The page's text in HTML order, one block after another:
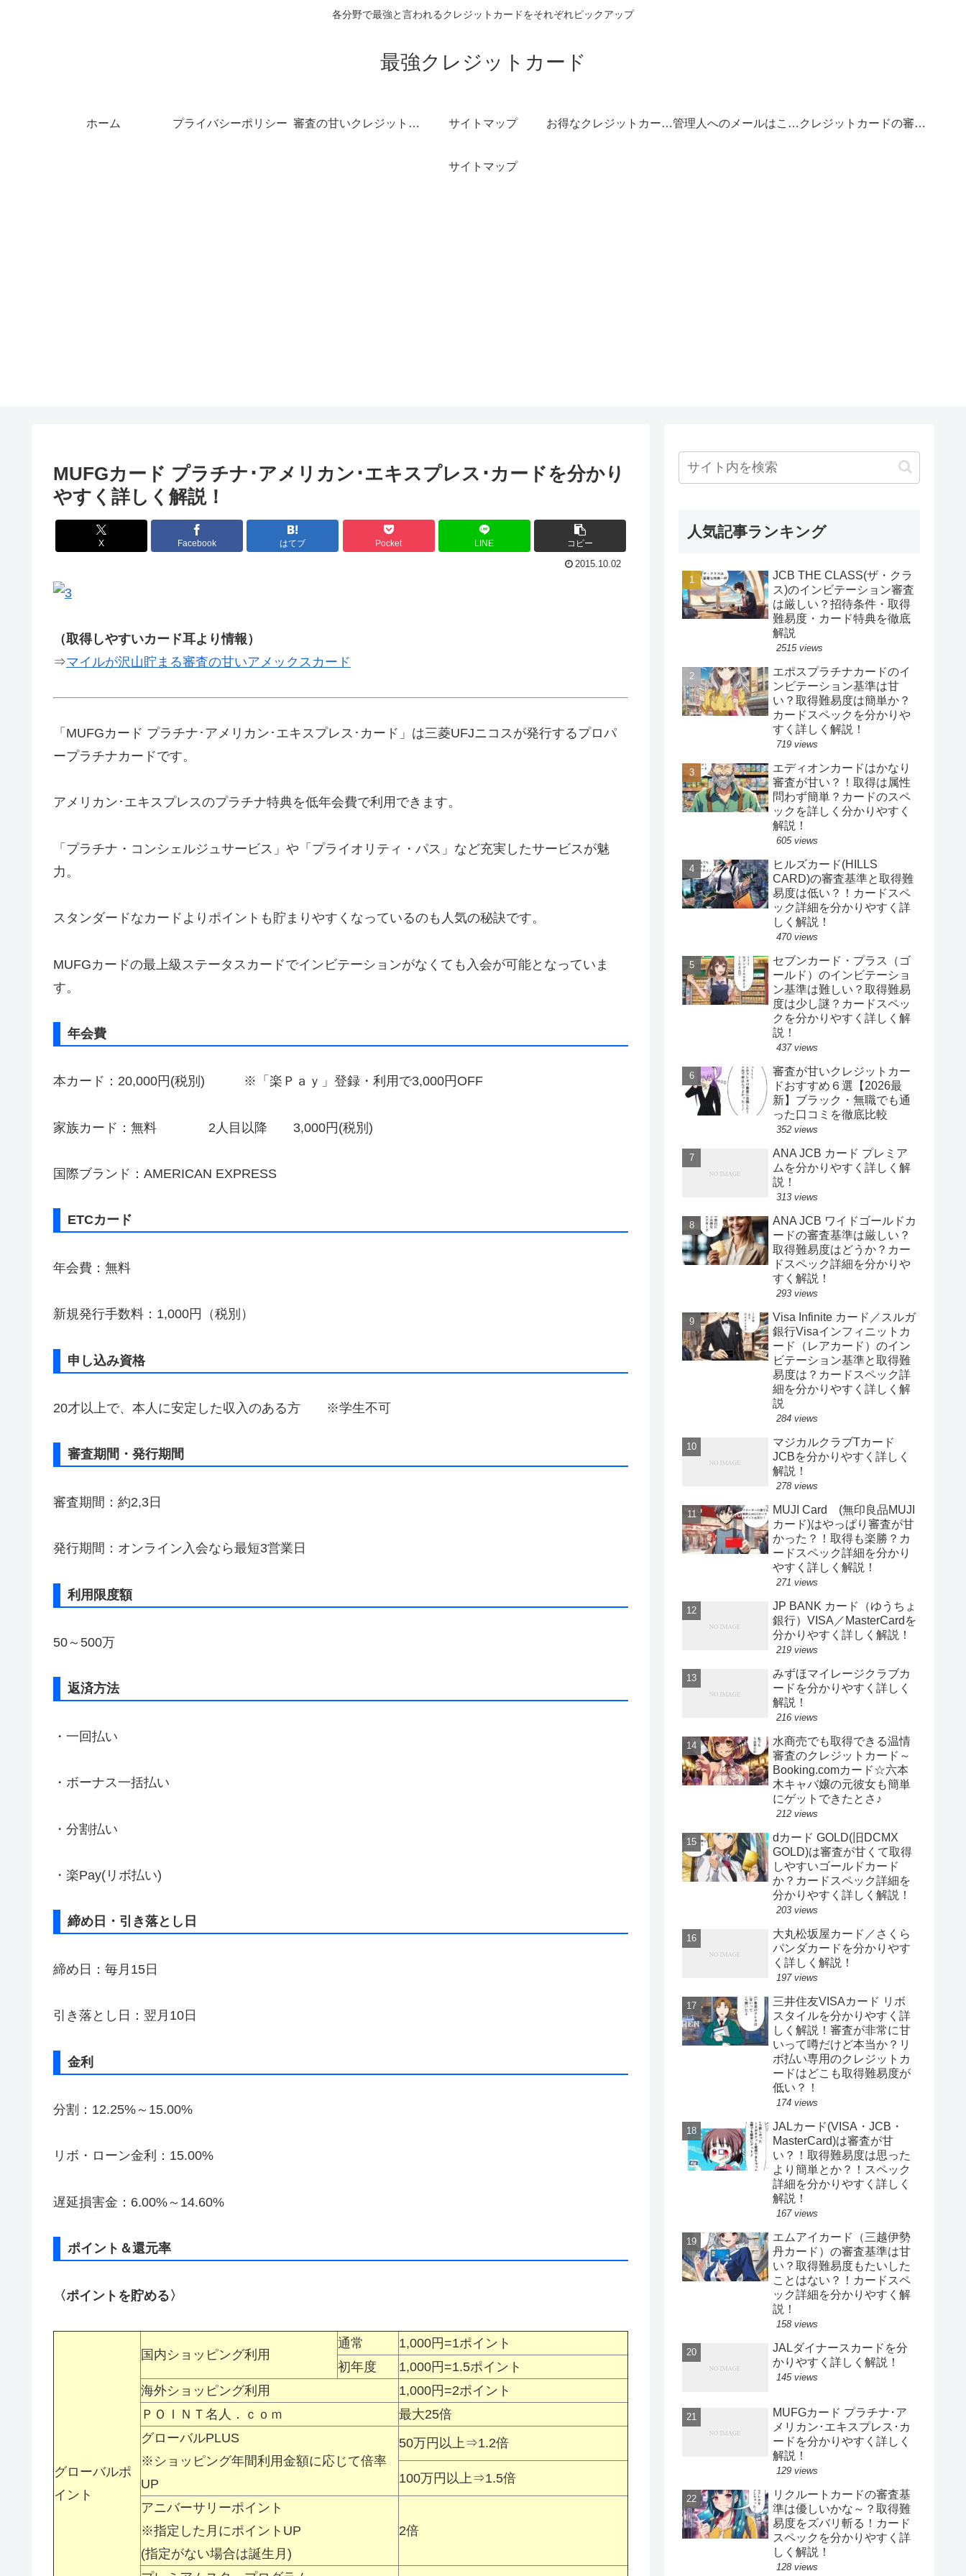
各分野で最強と言われるクレジットカードをそれぞれピックアップ
最強クレジットカード
ホーム プライバシーポリシー 審査の甘いクレジットカード サイトマップ お得なクレジットカードの選び方 管理人へのメールはこちら クレジットカードの審査基準
サイトマップ
MUFGカード プラチナ･アメリカン･エキスプレス･カードを分かり
やすく詳しく解説！
X Facebook はてブ Pocket LINE コピー
2015.10.02
（取得しやすいカード耳より情報）
⇒マイルが沢山貯まる審査の甘いアメックスカード
「MUFGカード プラチナ･アメリカン･エキスプレス･カード」は三菱UFJニコスが発行するプロパ
ープラチナカードです。
アメリカン･エキスプレスのプラチナ特典を低年会費で利用できます。
「プラチナ・コンシェルジュサービス」や「プライオリティ・パス」など充実したサービスが魅
力。
スタンダードなカードよりポイントも貯まりやすくなっているのも人気の秘訣です。
MUFGカードの最上級ステータスカードでインビテーションがなくても入会が可能となっていま
す。
年会費
本カード：20,000円(税別) ※「楽Ｐａｙ」登録・利用で3,000円OFF
家族カード：無料 2人目以降 3,000円(税別)
国際ブランド：AMERICAN EXPRESS
ETCカード
年会費：無料
新規発行手数料：1,000円（税別）
申し込み資格
20才以上で、本人に安定した収入のある方 ※学生不可
審査期間・発行期間
審査期間：約2,3日
発行期間：オンライン入会なら最短3営業日
利用限度額
50～500万
返済方法
・一回払い
・ボーナス一括払い
・分割払い
・楽Pay(リボ払い)
締め日・引き落とし日
締め日：毎月15日
引き落とし日：翌月10日
金利
分割：12.25%～15.00%
リボ・ローン金利：15.00%
遅延損害金：6.00%～14.60%
ポイント＆還元率
〈ポイントを貯める〉
グローバルポ
イント
国内ショッピング利用
通常
1,000円=1ポイント
初年度
1,000円=1.5ポイント
海外ショッピング利用
1,000円=2ポイント
ＰＯＩＮＴ名人．ｃｏｍ
最大25倍
グローバルPLUS
※ショッピング年間利用金額に応じて倍率
UP
50万円以上⇒1.2倍
100万円以上⇒1.5倍
アニバーサリーポイント
※指定した月にポイントUP
(指定がない場合は誕生月)
2倍
人気記事ランキング
JCB THE CLASS(ザ・クラ
ス)のインビテーション審査
は厳しい？招待条件・取得
難易度・カード特典を徹底
解説
2515 views
エポスプラチナカードのイ
ンビテーション基準は甘
い？取得難易度は簡単か？
カードスペックを分かりや
すく詳しく解説！
719 views
エディオンカードはかなり
審査が甘い？！取得は属性
問わず簡単？カードのスペ
ックを詳しく分かりやすく
解説！
605 views
ヒルズカード(HILLS
CARD)の審査基準と取得難
易度は低い？！カードスペ
ック詳細を分かりやすく詳
しく解説！
470 views
セブンカード・プラス（ゴ
ールド）のインビテーショ
ン基準は難しい？取得難易
度は少し謎？カードスペッ
クを分かりやすく詳しく解
説！
437 views
審査が甘いクレジットカー
ドおすすめ６選【2026最
新】ブラック・無職でも通
った口コミを徹底比較
352 views
ANA JCB カード プレミア
ムを分かりやすく詳しく解
説！
313 views
ANA JCB ワイドゴールドカ
ードの審査基準は厳しい？
取得難易度はどうか？カー
ドスペック詳細を分かりや
すく解説！
293 views
Visa Infinite カード／スルガ
銀行Visaインフィニットカ
ード（レアカード）のイン
ビテーション基準と取得難
易度は？カードスペック詳
細を分かりやすく詳しく解
説
284 views
マジカルクラブTカード
JCBを分かりやすく詳しく
解説！
278 views
MUJI Card (無印良品MUJI
カード)はやっぱり審査が甘
かった？！取得も楽勝？カ
ードスペック詳細を分かり
やすく詳しく解説！
271 views
JP BANK カード（ゆうちょ
銀行）VISA／MasterCardを
分かりやすく詳しく解説！
219 views
みずほマイレージクラブカ
ードを分かりやすく詳しく
解説！
216 views
水商売でも取得できる温情
審査のクレジットカード～
Booking.comカード☆六本
木キャバ嬢の元彼女も簡単
にゲットできたとさ♪
212 views
dカード GOLD(旧DCMX
GOLD)は審査が甘くて取得
しやすいゴールドカード
か？カードスペック詳細を
分かりやすく詳しく解説！
203 views
大丸松坂屋カード／さくら
パンダカードを分かりやす
く詳しく解説！
197 views
三井住友VISAカード リボ
スタイルを分かりやすく詳
しく解説！審査が非常に甘
いって噂だけど本当か？リ
ボ払い専用のクレジットカ
ードはどこも取得難易度が
低い？！
174 views
JALカード(VISA・JCB・
MasterCard)は審査が甘
い？！取得難易度は思った
より簡単とか？！スペック
詳細を分かりやすく詳しく
解説！
167 views
エムアイカード（三越伊勢
丹カード）の審査基準は甘
い？取得難易度もたいした
ことはない？！カードスペ
ック詳細を分かりやすく解
説！
158 views
JALダイナースカードを分
かりやすく詳しく解説！
145 views
MUFGカード プラチナ･ア
メリカン･エキスプレス･カ
ードを分かりやすく詳しく
解説！
129 views
リクルートカードの審査基
準は優しいかな～？取得難
易度をズバリ斬る！カード
スペックを分かりやすく詳
しく解説！
128 views